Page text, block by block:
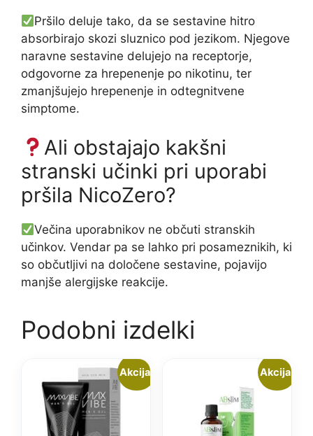
Pršilo deluje tako, da se sestavine hitro
absorbirajo skozi sluznico pod jezikom. Njegove
naravne sestavine delujejo na receptorje,
odgovorne za hrepenenje po nikotinu, ter
zmanjšujejo hrepenenje in odtegnitvene
simptome.
Ali obstajajo kakšni
stranski učinki pri uporabi
pršila NicoZero?
Večina uporabnikov ne občuti stranskih
učinkov. Vendar pa se lahko pri posameznikih, ki
so občutljivi na določene sestavine, pojavijo
manjše alergijske reakcije.
Podobni izdelki
Akcija! Akcija!